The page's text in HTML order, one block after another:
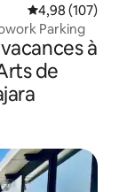
Évaluation
4,98 (107)
Parking
à
de